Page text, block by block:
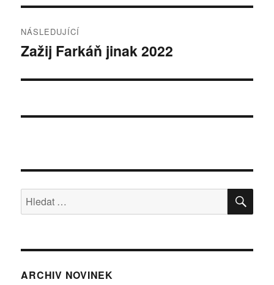
NÁSLEDUJÍCÍ
Následující
Zažij Farkáň jinak 2022
Hledat:
ARCHIV NOVINEK